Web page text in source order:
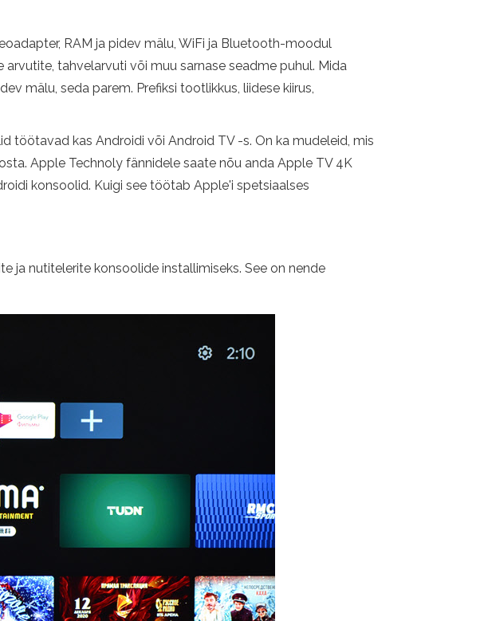
RAM ja pidev mälu, WiFi ja Bluetooth-moodul
tahvelarvuti või muu sarnase seadme puhul. Mida
mälu, seda parem. Prefiksi tootlikkus, liidese kiirus,
töötavad kas Androidi või Android TV -s. On ka mudeleid, mis
Apple Technoly fännidele saate nõu anda Apple TV 4K
konsoolid. Kuigi see töötab Apple'i spetsiaalses
ja nutitelerite konsoolide installimiseks. See on nende